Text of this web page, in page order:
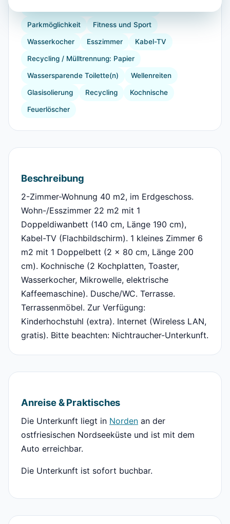
Parkmöglichkeit Fitness und Sport
Wasserkocher Esszimmer Kabel-TV
Recycling / Mülltrennung: Papier
Wassersparende Toilette(n) Wellenreiten
Glasisolierung Recycling Kochnische
Feuerlöscher
Beschreibung
2-Zimmer-Wohnung 40 m2, im Erdgeschoss.
Wohn-/Esszimmer 22 m2 mit 1
Doppeldiwanbett (140 cm, Länge 190 cm),
Kabel-TV (Flachbildschirm). 1 kleines Zimmer 6
m2 mit 1 Doppelbett (2 x 80 cm, Länge 200
cm). Kochnische (2 Kochplatten, Toaster,
Wasserkocher, Mikrowelle, elektrische
Kaffeemaschine). Dusche/WC. Terrasse.
Terrassenmöbel. Zur Verfügung:
Kinderhochstuhl (extra). Internet (Wireless LAN,
gratis). Bitte beachten: Nichtraucher-Unterkunft.
Anreise & Praktisches
Die Unterkunft liegt in Norden an der
ostfriesischen Nordseeküste und ist mit dem
Auto erreichbar.
Die Unterkunft ist sofort buchbar.